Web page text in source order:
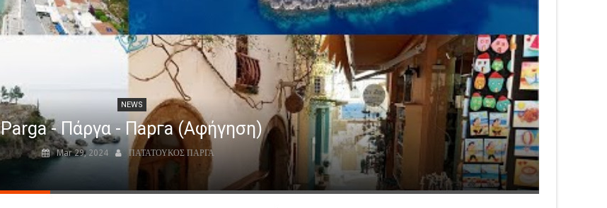
NEWS
Parga - Πάργα - Парга (Αφήγηση)
Mar 29, 2024 ΠΑΤΑΤΟΥΚΟΣ ΠΑΡΓΑ